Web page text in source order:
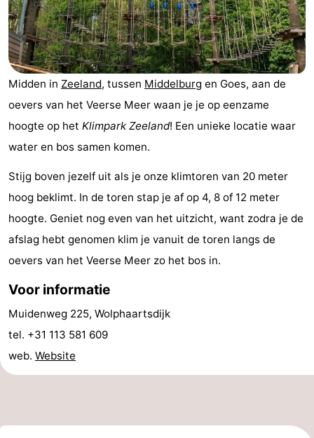
Strand
Overnachten
Appartementen
Bed
breakfasts)
Hotels
Vakantiehuizen
minutes
Strand
doen
-
Monumenten
-
Midden in Zeeland, tussen Middelburg en Goes, aan de
oevers van het Veerse Meer waan je je op eenzame
hoogte op het Klimpark Zeeland! Een unieke locatie waar
water en bos samen komen.
Stijg boven jezelf uit als je onze klimtoren van 20 meter
hoog beklimt. In de toren stap je af op 4, 8 of 12 meter
hoogte. Geniet nog even van het uitzicht, want zodra je de
afslag hebt genomen klim je vanuit de toren langs de
oevers van het Veerse Meer zo het bos in.
Voor informatie
Muidenweg 225, Wolphaartsdijk
tel. +31 113 581 609
web. Website